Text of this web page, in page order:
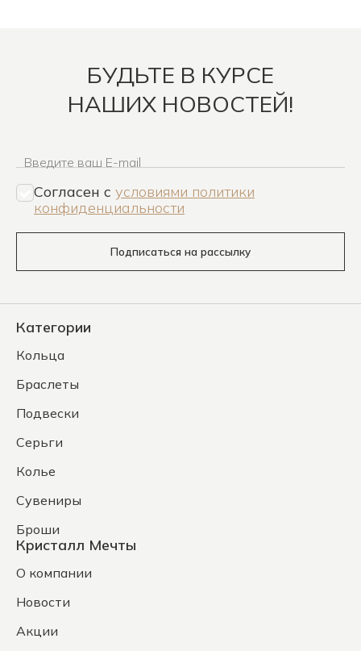
БУДЬТЕ В КУРСЕ
НАШИХ НОВОСТЕЙ!
Введите ваш E-mail
Согласен c условиями политики
конфиденциальности
Подписаться на рассылку
Категории
Кольца
Браслеты
Подвески
Серьги
Колье
Сувениры
Броши
Кристалл Мечты
О компании
Новости
Акции